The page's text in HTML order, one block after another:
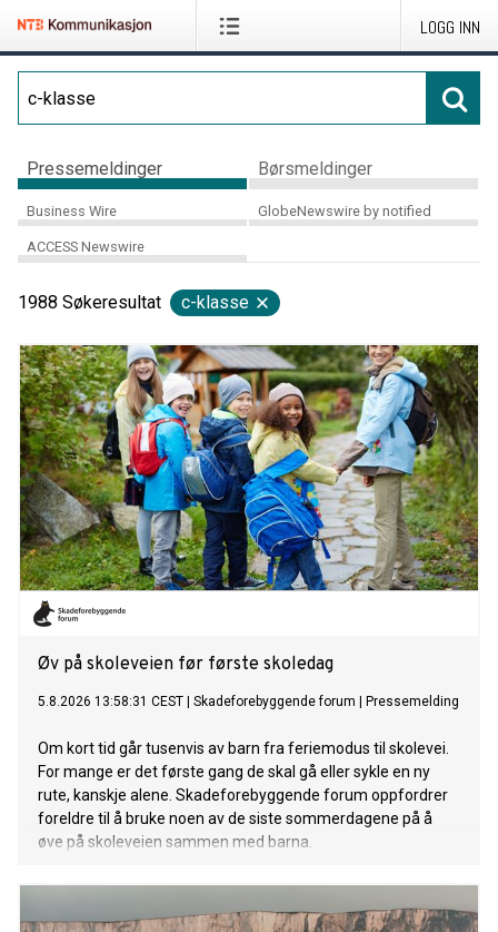
LOGG INN
Pressemeldinger Børsmeldinger
Business Wire GlobeNewswire by notified
ACCESS Newswire
1988 Søkeresultat c-klasse
Øv på skoleveien før første skoledag
5.8.2026 13:58:31 CEST Skadeforebyggende forum Pressemelding
Om kort tid går tusenvis av barn fra feriemodus til skolevei.
For mange er det første gang de skal gå eller sykle en ny
rute, kanskje alene. Skadeforebyggende forum oppfordrer
foreldre til å bruke noen av de siste sommerdagene på å
øve på skoleveien sammen med barna.